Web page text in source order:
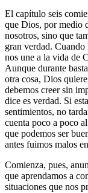
El capítulo seis
que Dios, por medio
nosotros, sino que
gran verdad.
nos une a la vida de
Aunque durante
otra cosa, Dios
debemos creer sin
dice es verdad. Si
sentimientos, no
cuenta poco a poco
que podemos ser
antes fuimos malos
Comienza, pues,
que aprendamos a
situaciones que nos